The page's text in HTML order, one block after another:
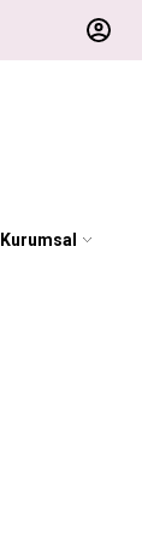
Kurumsal